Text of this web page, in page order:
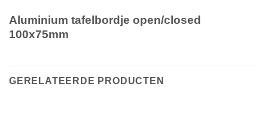
Aluminium tafelbordje open/closed
100x75mm
GERELATEERDE PRODUCTEN